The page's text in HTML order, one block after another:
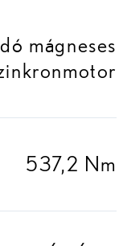
mágneses
537,2 Nm